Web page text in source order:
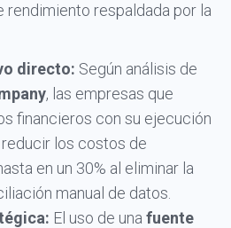
rendimiento respaldada por la
directo: Según análisis de
, las empresas que
financieros con su ejecución
los costos de
en un 30% al eliminar la
manual de datos.
El uso de una fuente